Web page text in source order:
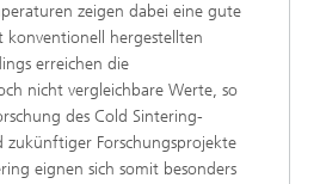
zeigen dabei eine gute
konventionell hergestellten
erreichen die
nicht vergleichbare Werte, so
des Cold Sintering-
zukünftiger Forschungsprojekte
eignen sich somit besonders